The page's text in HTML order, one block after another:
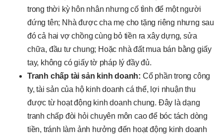
trong thời kỳ hôn nhân nhưng cố tình để một người
đứng tên; Nhà được cha mẹ cho tặng riêng nhưng sau
đó cả hai vợ chồng cùng bỏ tiền ra xây dựng, sửa
chữa, đầu tư chung; Hoặc nhà đất mua bán bằng giấy
tay, không có giấy tờ pháp lý đầy đủ.
Tranh chấp tài sản kinh doanh: Cổ phần trong công
ty, tài sản của hộ kinh doanh cá thể, lợi nhuận thu
được từ hoạt động kinh doanh chung. Đây là dạng
tranh chấp đòi hỏi chuyên môn cao để bóc tách dòng
tiền, tránh làm ảnh hưởng đến hoạt động kinh doanh